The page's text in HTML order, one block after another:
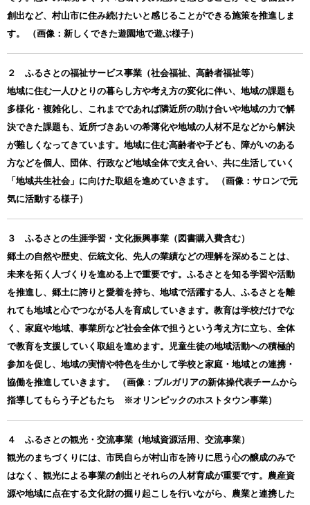
創出など、村山市に住み続けたいと感じることができる施策を推進しま
す。 （画像：新しくできた遊園地で遊ぶ様子）
２ ふるさとの福祉サービス事業（社会福祉、高齢者福祉等）
地域に住む一人ひとりの暮らし方や考え方の変化に伴い、地域の課題も
多様化・複雑化し、これまでであれば隣近所の助け合いや地域の力で解
決できた課題も、近所づきあいの希薄化や地域の人材不足などから解決
が難しくなってきています。地域に住む高齢者や子ども、障がいのある
方などを個人、団体、行政など地域全体で支え合い、共に生活していく
「地域共生社会」に向けた取組を進めていきます。 （画像：サロンで元
気に活動する様子）
３ ふるさとの生涯学習・文化振興事業（図書購入費含む）
郷土の自然や歴史、伝統文化、先人の業績などの理解を深めることは、
未来を拓く人づくりを進める上で重要です。ふるさとを知る学習や活動
を推進し、郷土に誇りと愛着を持ち、地域で活躍する人、ふるさとを離
れても地域と心でつながる人を育成していきます。教育は学校だけでな
く、家庭や地域、事業所など社会全体で担うという考え方に立ち、全体
で教育を支援していく取組を進めます。児童生徒の地域活動への積極的
参加を促し、地域の実情や特色を生かして学校と家庭・地域との連携・
協働を推進していきます。 （画像：ブルガリアの新体操代表チームから
指導してもらう子どもたち ※オリンピックのホストタウン事業）
４ ふるさとの観光・交流事業（地域資源活用、交流事業）
観光のまちづくりには、市民自らが村山市を誇りに思う心の醸成のみで
はなく、観光による事業の創出とそれらの人材育成が重要です。農産資
源や地域に点在する文化財の掘り起こしを行いながら、農業と連携した